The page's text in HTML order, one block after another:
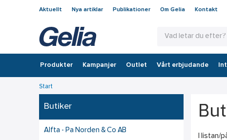
Aktuellt Nya artiklar Publikationer Om Gelia Kontakt
Produkter Kampanjer Outlet Vårt erbjudande
Start
Butiker
Alfta - Pa Norden & Co AB
I listan/